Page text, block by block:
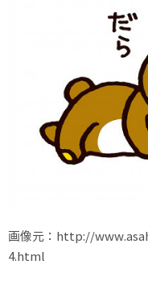
画像元：http://
4.html